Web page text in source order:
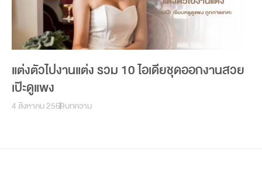
แต่งตัวไปงานแต่ง รวม 10 ไอเดียชุดออกงานสวย
เป๊ะดูแพง
4 สิงหาคม 2569บทความ